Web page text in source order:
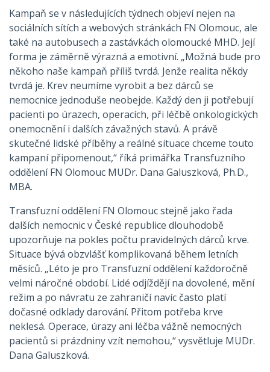
Kampaň se v následujících týdnech objeví nejen na
sociálních sítích a webových stránkách FN Olomouc, ale
také na autobusech a zastávkách olomoucké MHD. Její
forma je záměrně výrazná a emotivní. „Možná bude pro
někoho naše kampaň příliš tvrdá. Jenže realita někdy
tvrdá je. Krev neumíme vyrobit a bez dárců se
nemocnice jednoduše neobejde. Každý den ji potřebují
pacienti po úrazech, operacích, při léčbě onkologických
onemocnění i dalších závažných stavů. A právě
skutečné lidské příběhy a reálné situace chceme touto
kampaní připomenout,“ říká primářka Transfuzního
oddělení FN Olomouc MUDr. Dana Galuszková, Ph.D.,
MBA.
Transfuzní oddělení FN Olomouc stejně jako řada
dalších nemocnic v České republice dlouhodobě
upozorňuje na pokles počtu pravidelných dárců krve.
Situace bývá obzvlášť komplikovaná během letních
měsíců. „Léto je pro Transfuzní oddělení každoročně
velmi náročné období. Lidé odjíždějí na dovolené, mění
režim a po návratu ze zahraničí navíc často platí
dočasné odklady darování. Přitom potřeba krve
neklesá. Operace, úrazy ani léčba vážně nemocných
pacientů si prázdniny vzít nemohou,“ vysvětluje MUDr.
Dana Galuszková.